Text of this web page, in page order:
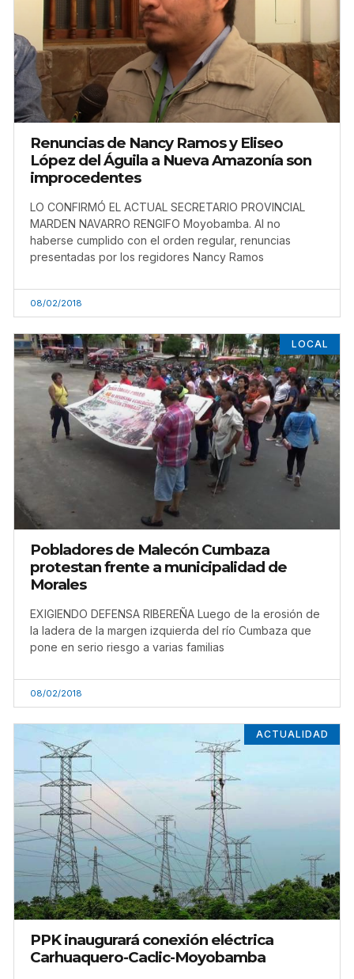
Renuncias de Nancy Ramos y Eliseo
López del Águila a Nueva Amazonía son
improcedentes
LO CONFIRMÓ EL ACTUAL SECRETARIO PROVINCIAL
MARDEN NAVARRO RENGIFO Moyobamba. Al no
haberse cumplido con el orden regular, renuncias
presentadas por los regidores Nancy Ramos
08/02/2018
LOCAL
Pobladores de Malecón Cumbaza
protestan frente a municipalidad de
Morales
EXIGIENDO DEFENSA RIBEREÑA Luego de la erosión de
la ladera de la margen izquierda del río Cumbaza que
pone en serio riesgo a varias familias
08/02/2018
ACTUALIDAD
PPK inaugurará conexión eléctrica
Carhuaquero-Caclic-Moyobamba